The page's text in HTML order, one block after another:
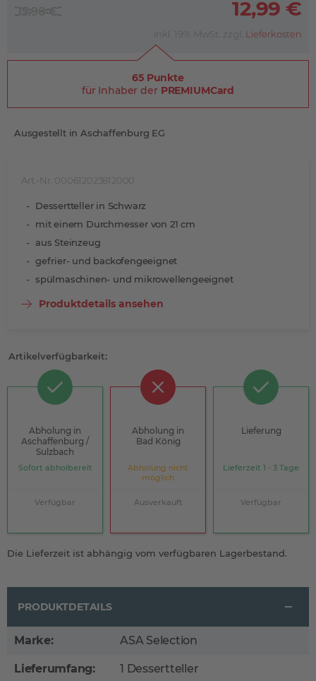
Art.-Nr. 000612023812000
Dessertteller in Schwarz
mit einem Durchmesser von 21 cm
aus Steinzeug
gefrier- und backofengeeignet
spülmaschinen- und mikrowellengeeignet
Produktdetails ansehen
Artikelverfügbarkeit:
Abholung in
Aschaffenburg /
Sulzbach
Sofort abholbereit
Verfügbar
Abholung in
Bad König
Abholung nicht
möglich
Ausverkauft
Lieferung
Lieferzeit 1 - 3 Tage
Verfügbar
Die Lieferzeit ist abhängig vom verfügbaren Lagerbestand.
12,99 €
inkl. 19% MwSt. zzgl. Lieferkosten
65 Punkte
für Inhaber der PREMIUMCard
Ausgestellt in Aschaffenburg EG
PRODUKTDETAILS
Marke: ASA Selection
Lieferumfang: 1 Dessertteller